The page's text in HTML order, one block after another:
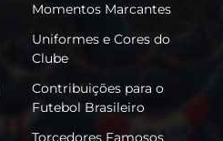
Momentos Marcantes
Uniformes e Cores do
Clube
Contribuições para o
Futebol Brasileiro
Torcedores Famosos